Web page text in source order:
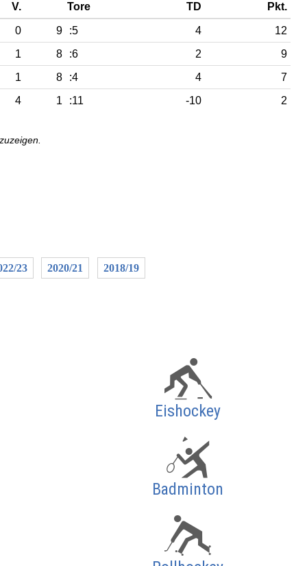
V. Tore TD Pkt.
0 9 :5 4
12
1 8 :6 2
9
1 8 :4 4
7
4 1 :11 -10 2
23 2020/21 2018/19
Eishockey
Badminton